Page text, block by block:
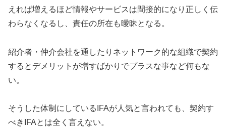
えれば増えるほど情報やサービスは間接的になり正しく伝
わらなくなるし、責任の所在も曖昧となる。
紹介者・仲介会社を通したりネットワーク的な組織で契約
するとデメリットが増すばかりでプラスな事など何もな
い。
そうした体制にしているIFAが人気と言われても、契約す
べきIFAとは全く言えない。